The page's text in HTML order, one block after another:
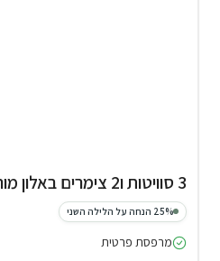
3 סוויטות ו2 צימרים באלון מורה
25% הנחה על הלילה השני
מרפסת פרטית